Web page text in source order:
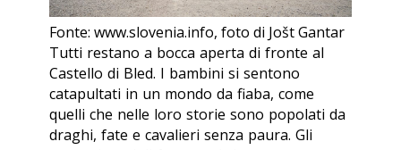
Fonte: www.slovenia.info, foto di Jošt Gantar
Tutti restano a bocca aperta di fronte al
Castello di Bled. I bambini si sentono
catapultati in un mondo da fiaba, come
quelli che nelle loro storie sono popolati da
draghi, fate e cavalieri senza paura. Gli